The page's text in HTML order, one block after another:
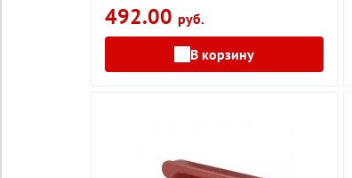
492.00 руб.
В корзину